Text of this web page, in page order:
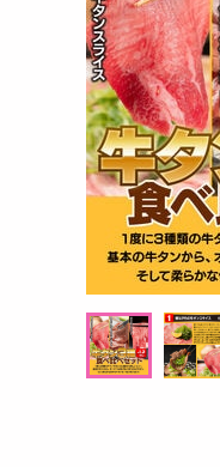
ヘアケア
ビューテ
健康・ダ
医薬品・
インテリ
ファッシ
家電
ベビー・
ペット用
クーポン
提供数 30
円
オープン
937.7円